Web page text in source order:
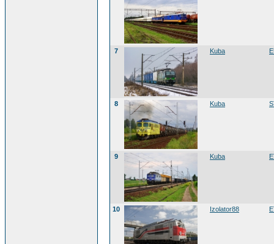
7 Kuba
8 Kuba
9 Kuba
10 Izolator88